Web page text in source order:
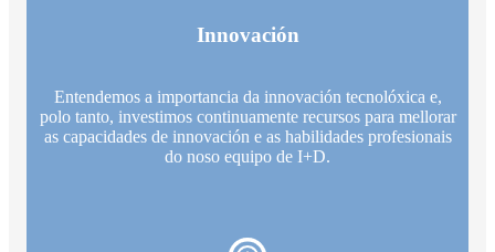
Innovación
Entendemos a importancia da innovación tecnolóxica e,
polo tanto, investimos continuamente recursos para mellorar
as capacidades de innovación e as habilidades profesionais
do noso equipo de I+D.